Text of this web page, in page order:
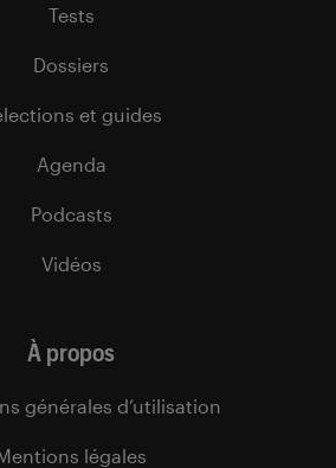
Tests
Dossiers
et guides
Agenda
Podcasts
Vidéos
À propos
générales d’utilisation
légales